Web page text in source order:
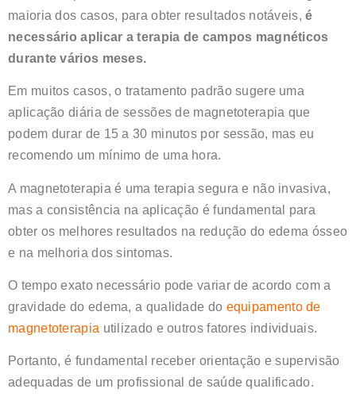
maioria dos casos, para obter resultados notáveis,é
necessário aplicar a terapia de campos magnéticos
durante vários meses.
Em muitos casos, o tratamento padrão sugere uma
aplicação diária de sessões de magnetoterapia que
podem durar de 15 a 30 minutos por sessão, mas eu
recomendo um mínimo de uma hora.
A magnetoterapia é uma terapia segura e não invasiva,
mas a consistência na aplicação é fundamental para
obter os melhores resultados na redução do edema ósseo
e na melhoria dos sintomas.
O tempo exato necessário pode variar de acordo com a
gravidade do edema, a qualidade do equipamento de
magnetoterapia utilizado e outros fatores individuais.
Portanto, é fundamental receber orientação e supervisão
adequadas de um profissional de saúde qualificado.